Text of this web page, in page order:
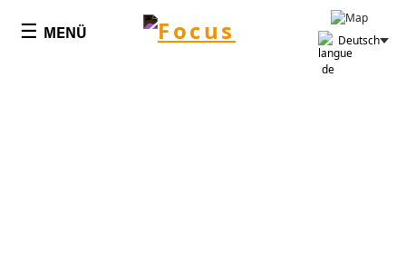
☰ MENÜ Deutsch
Cookie-Einstellungen